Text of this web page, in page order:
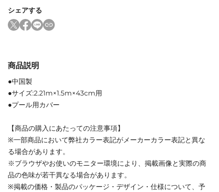
シェアする
商品説明
●中国製
●サイズ:2.21m×1.5m×43cm用
●プール用カバー
【商品の購入にあたっての注意事項】
※一部商品において弊社カラー表記がメーカーカラー表記と異な
る場合があります。
※ブラウザやお使いのモニター環境により、掲載画像と実際の商
品の色味が若干異なる場合があります。
※掲載の価格・製品のパッケージ・デザイン・仕様について、予